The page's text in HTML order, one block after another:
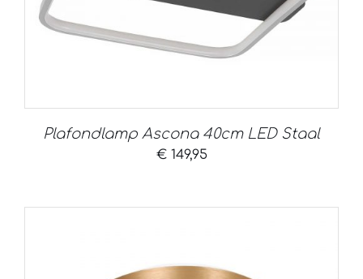
Plafondlamp Ascona 40cm LED Staal
€149,95